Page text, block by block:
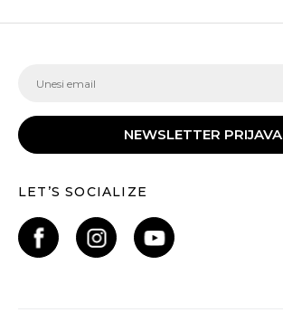
NEWSLETTER PRIJAVA
LET’S SOCIALIZE